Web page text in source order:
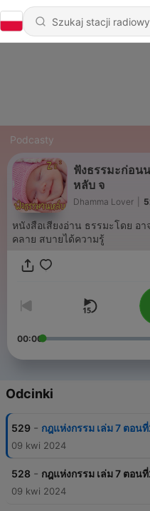
Podcasty
ฟังธรรมะก่อน
หลับ จ
Dhamma Lover
หนังสือเสียงอ่าน ธรรมะโดย อ
คลาย สบายได้ความรู้
00:00
Odcinki
529 - กฎแห่งกรรม เล่ม 7 ตอน
09 kwi 2024
528 - กฎแห่งกรรม เล่ม 7 ตอน
09 kwi 2024